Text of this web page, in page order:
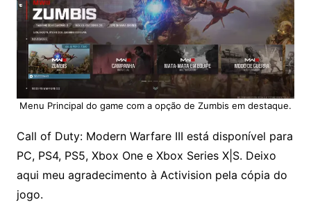
Menu Principal do game com a opção de Zumbis em destaque.
Call of Duty: Modern Warfare III está disponível para
PC, PS4, PS5, Xbox One e Xbox Series X|S. Deixo
aqui meu agradecimento à Activision pela cópia do
jogo.